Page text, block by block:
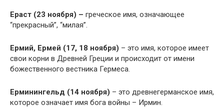
Ераст (23 ноября) – греческое имя, означающее
“прекрасный”, “милая”.
Ермий, Ермей (17, 18 ноября) – это имя, которое имеет
свои корни в Древней Греции и происходит от имени
божественного вестника Гермеса.
Ерминингельд (14 ноября) – это древнегерманское имя,
которое означает имя бога войны – Ирмин.